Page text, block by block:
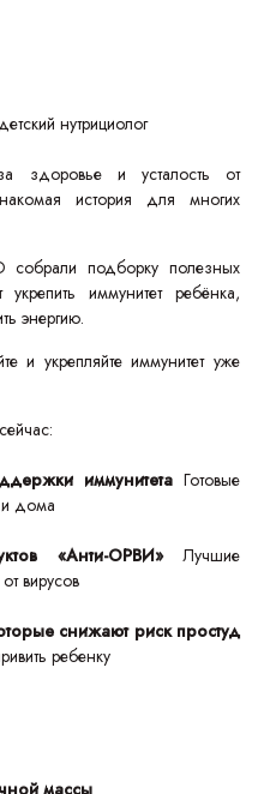
нутрициолог
здоровье и усталость от
история для многих
собрали подборку полезных
иммунитет ребёнка,
энергию.
и укрепляйте иммунитет уже
иммунитета Готовые
дома
«Анти-ОРВИ»
Лучшие
вирусов
снижают риск простуд
ребенку
массы